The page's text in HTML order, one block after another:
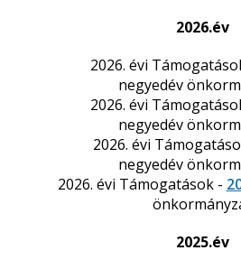
2026.év
2026. évi
negyedév
2026. évi
negyedév
2026. évi
negyedév
2026. évi Támogatások -
2025.év